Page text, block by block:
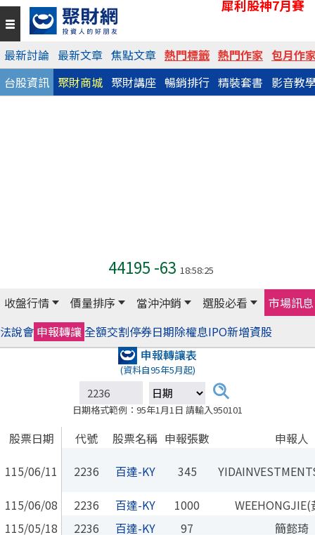
犀利股神7月賽
最新討論 最新文章 焦點文章 熱門標籤 熱門作家 包月作
台股資訊 聚財商城 聚財講座 暢銷排行 精裝套書 影音教
44195 -63 18:58:25
收盤行情 價量排序 當沖沖銷 選股必看
市場訊息
法說會 申報轉讓全額交割停券日期除權息IPO新增資股
申報轉讓表
(資料自95年5月起)
日期格式範例：95年1月1日 請輸入950101
股票日期 代號 股票名稱 申報張數
申報人
115/06/11
2236 百達-KY 345
115/06/08
2236 百達-KY 1000
115/05/18
2236 百達-KY 97
簡懿琦